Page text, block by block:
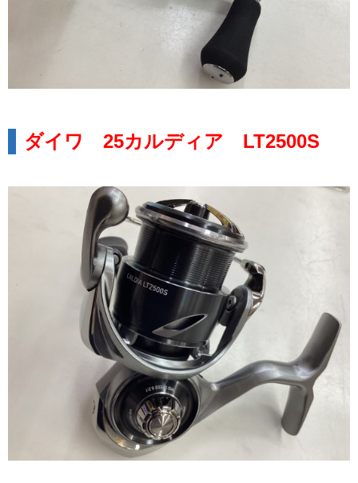
ダイワ 25カルディア LT2500S